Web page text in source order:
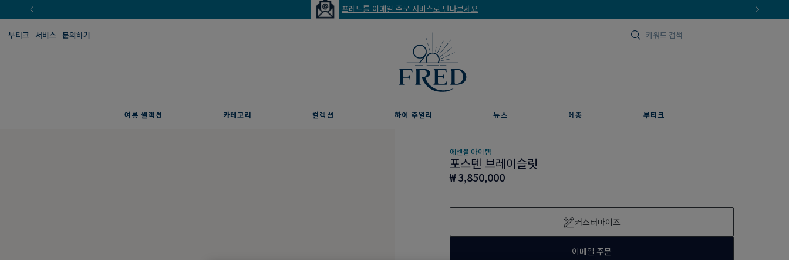
프레드를 이메일 주문 서비스로 만나보세요
부티크 서비스 문의하기
여름 셀렉션 카테고리 컬렉션 하이 주얼리 뉴스 메종 부티크
에센셜 아이템
포스텐 브레이슬릿
₩ 3,850,000
커스터마이즈
이메일 주문